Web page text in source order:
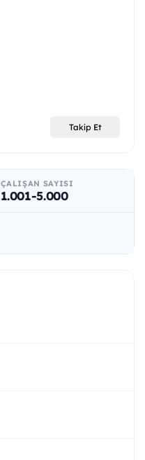
Takip Et
ÇALIŞAN SAYISI
1.001-5.000